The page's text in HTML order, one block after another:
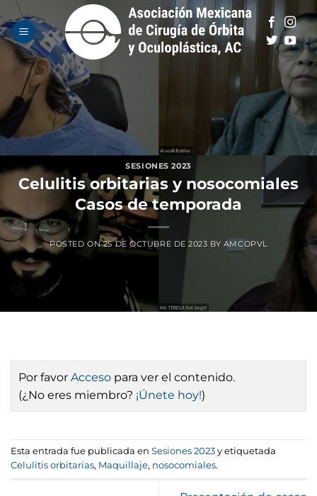
al
contenido
SESIONES 2023
Celulitis orbitarias y nosocomiales
Casos de temporada
POSTED ON25 DE OCTUBRE DE 2023 BY AMCOPVL
Por favor Acceso para ver el contenido.
(¿No eres miembro? ¡Únete hoy!)
Esta entrada fue publicada en Sesiones 2023 y etiquetada
Celulitis orbitarias, Maquillaje, nosocomiales.